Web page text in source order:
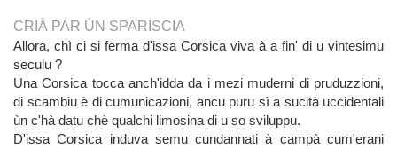
CRIÀ PAR ÙN SPARISCIA
Allora, chì ci si ferma d'issa Corsica viva à a fin' di u vintesimu
seculu ?
Una Corsica tocca anch'idda da i mezi muderni di pruduzzioni,
di scambiu è di cumunicazioni, ancu puru sì a sucità uccidentali
ùn c'hà datu chè qualchi limosina di u so sviluppu.
D'issa Corsica induva semu cundannati à campà cum'erani